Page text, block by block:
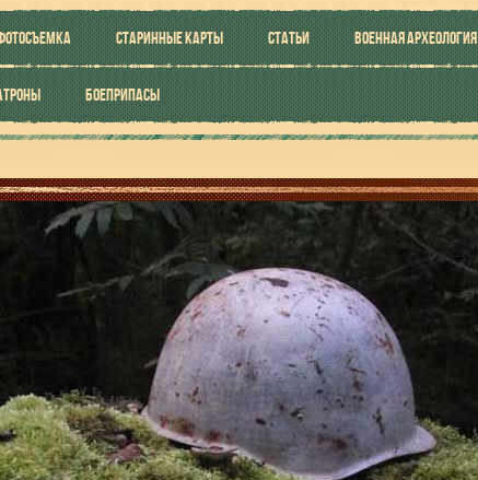
СТАРИННЫЕ КАРТЫ СТАТЬИ ВОЕННАЯ АРХЕОЛОГИЯ
БОЕПРИПАСЫ